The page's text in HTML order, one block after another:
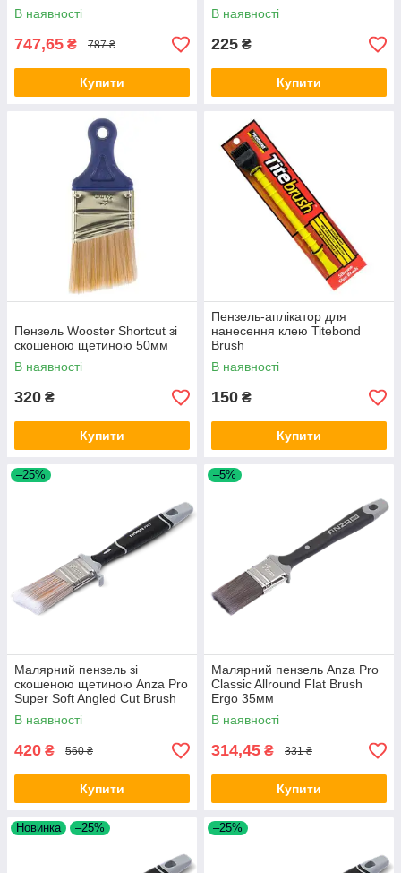
В наявності
747,65 ₴ 787 ₴
Купити
В наявності
225 ₴
Купити
Пензель Wooster Shortcut зі
скошеною щетиною 50мм
В наявності
320 ₴
Купити
Пензель-аплікатор для
нанесення клею Titebond
Brush
В наявності
150 ₴
Купити
–25%
Малярний пензель зі
скошеною щетиною Anza Pro
Super Soft Angled Cut Brush
Ergo 35мм
В наявності
420 ₴ 560 ₴
Купити
–5%
Малярний пензель Anza Pro
Classic Allround Flat Brush
Ergo 35мм
В наявності
314,45 ₴ 331 ₴
Купити
Новинка –25% –25%